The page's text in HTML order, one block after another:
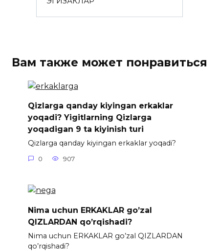
Вам также может понравиться
Qizlarga qanday kiyingan erkaklar
yoqadi? Yigitlarning Qizlarga
yoqadigan 9 ta kiyinish turi
Qizlarga qanday kiyingan erkaklar yoqadi?
0 907
Nima uchun ERKAKLAR go’zal
QIZLARDAN qo’rqishadi?
Nima uchun ERKAKLAR go’zal QIZLARDAN
qo’rqishadi?